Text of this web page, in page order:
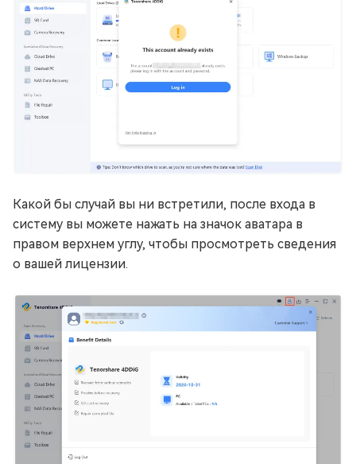
Какой бы случай вы ни встретили, после входа в
систему вы можете нажать на значок аватара в
правом верхнем углу, чтобы просмотреть сведения
о вашей лицензии.